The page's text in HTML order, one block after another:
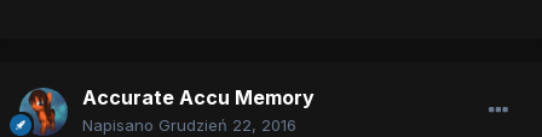
Accurate Accu Memory
Napisano Grudzień 22, 2016